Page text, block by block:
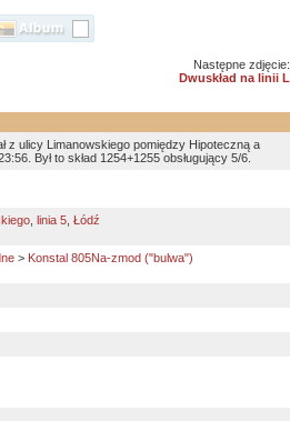
Następne zdjęcie:
Dwuskład na linii L
z ulicy Limanowskiego pomiędzy Hipoteczną a
Był to skład 1254+1255 obsługujący 5/6.
linia 5 Łódź
> Konstal 805Na-zmod ("bulwa")